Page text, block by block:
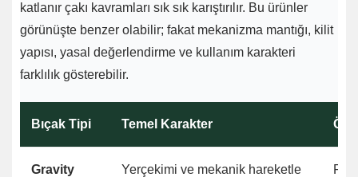
katlanır çakı kavramları sık sık karıştırılır. Bu ürünler
görünüşte benzer olabilir; fakat mekanizma mantığı, kilit
yapısı, yasal değerlendirme ve kullanım karakteri
farklılık gösterebilir.
Bıçak Tipi Temel Karakter
Gravity
Yerçekimi ve mekanik hareketle